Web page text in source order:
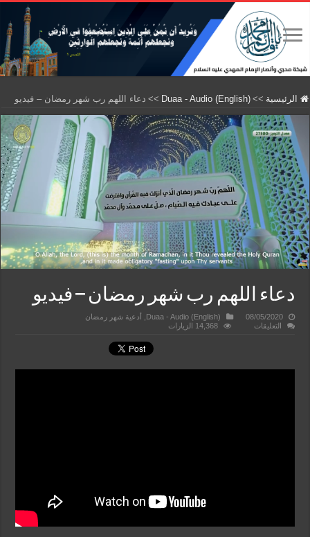
الرئيسية >>
Duaa - Audio (English)
>> دعاء اللهم رب شهر رمضان – فيديو
دعاء اللهم رب شهر رمضان – فيديو
08/05/2020
Duaa - Audio (English)
,
أدعية شهر رمضان
التعليقات
رمضان
14,368 الزيارات